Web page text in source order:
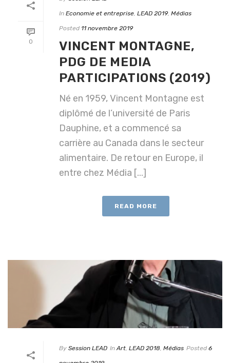
0
In Economie et entreprise, LEAD 2019, Médias
Posted 11 novembre 2019
VINCENT MONTAGNE,
PDG DE MEDIA
PARTICIPATIONS (2019)
Né en 1959, Vincent Montagne est
diplômé de l’université de Paris
Dauphine, et a commencé sa
carrière au Canada dans le secteur
alimentaire. De retour en Europe, il
entre chez Média [...]
READ MORE
By Session LEAD In Art, LEAD 2018, Médias Posted 6